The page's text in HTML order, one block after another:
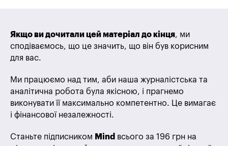
Якщо ви дочитали цей матеріал до кінця, ми
сподіваємось, що це значить, що він був корисним
для вас.
Ми працюємо над тим, аби наша журналістська та
аналітична робота була якісною, і прагнемо
виконувати її максимально компетентно. Це вимагає
і фінансової незалежності.
Станьте підписником Mind всього за 196 грн на